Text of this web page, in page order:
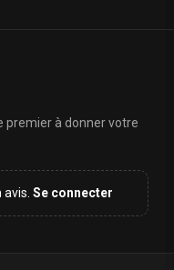
premier à donner votre
avis. Se connecter